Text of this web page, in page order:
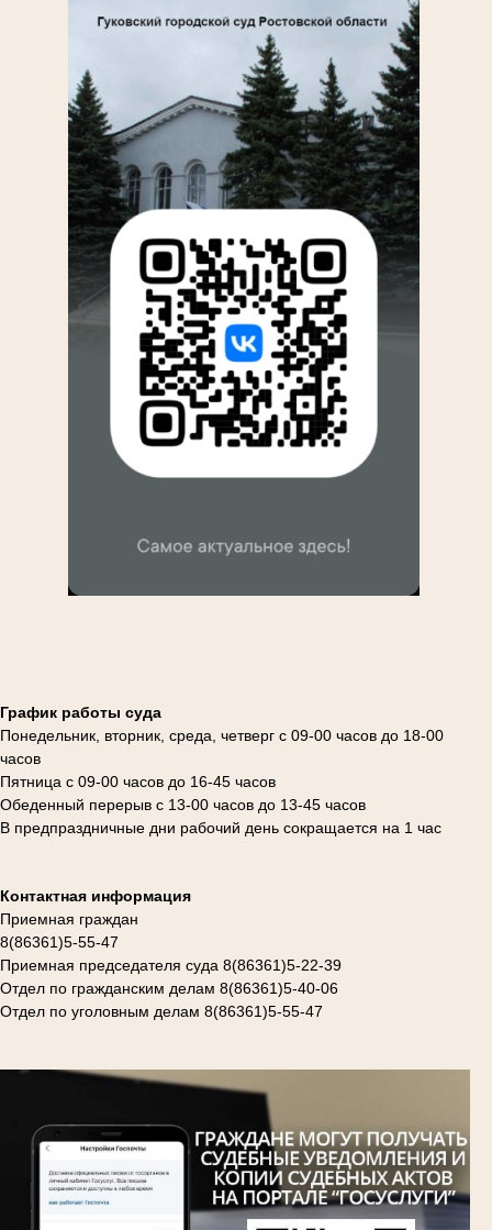
График работы суда
Понедельник, вторник, среда, четверг с 09-00 часов до 18-00
часов
Пятница с 09-00 часов до 16-45 часов
Обеденный перерыв с 13-00 часов до 13-45 часов
В предпраздничные дни рабочий день сокращается на 1 час
Контактная информация
Приемная граждан
8(86361)5-55-47
Приемная председателя суда 8(86361)5-22-39
Отдел по гражданским делам 8(86361)5-40-06
Отдел по уголовным делам 8(86361)5-55-47